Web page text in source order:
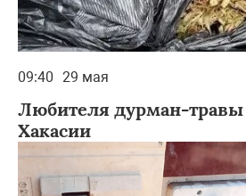
09:40 29 мая
Любителя дурман-
Хакасии